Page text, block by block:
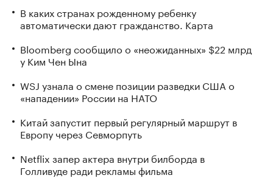
В каких странах рожденному ребенку
автоматически дают гражданство. Карта
Bloomberg сообщило о «неожиданных» $22 млрд
у Ким Чен Ына
WSJ узнала о смене позиции разведки США о
«нападении» России на НАТО
Китай запустит первый регулярный маршрут в
Европу через Севморпуть
Netflix запер актера внутри билборда в
Голливуде ради рекламы фильма